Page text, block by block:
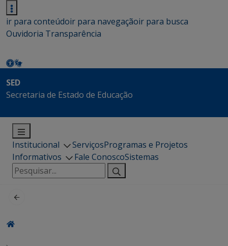
ir para conteúdoir para navegaçãoir para busca
Ouvidoria Transparência
SED
Secretaria de Estado de Educação
Institucional ServiçosProgramas e Projetos
Informativos
Fale ConoscoSistemas
Pesquisar
por: